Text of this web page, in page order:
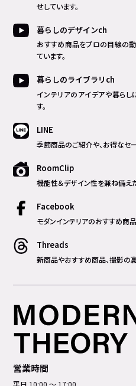
せしています。
暮らしのデザインch
おすすめ商品をプロの目線の
ています。
暮らしのライブラリch
インテリアのアイデアや暮ら
す。
LINE
季節商品のご紹介や、お得なセ
RoomClip
機能性＆デザイン性を兼ね備え
Facebook
モダンインテリアのおすすめ商
Threads
新商品やおすすめ商品、撮影の
営業時間